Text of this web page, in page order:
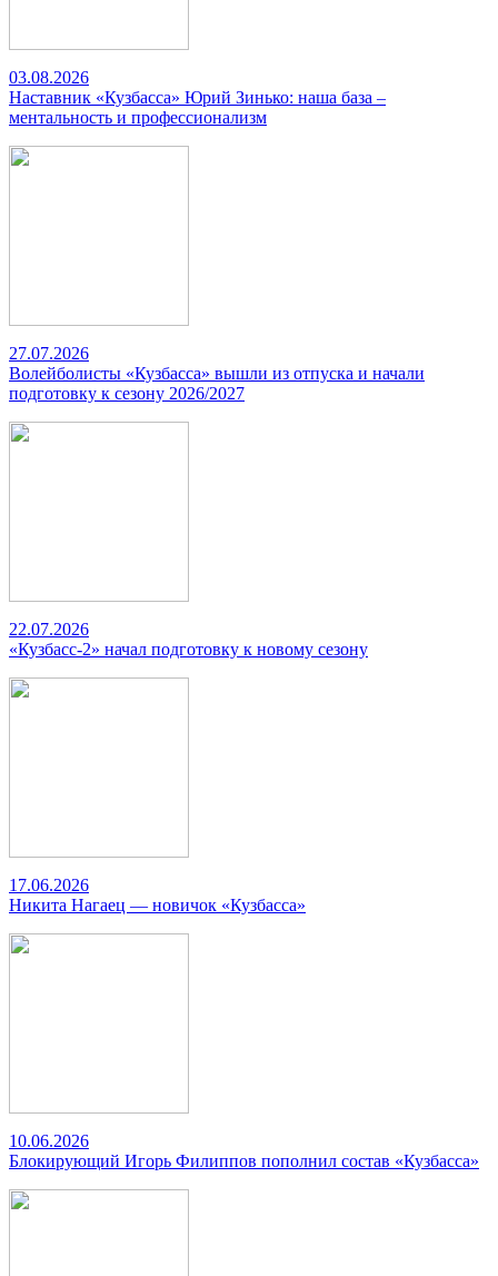
03.08.2026
Наставник «Кузбасса» Юрий Зинько: наша база –
ментальность и профессионализм
27.07.2026
Волейболисты «Кузбасса» вышли из отпуска и начали
подготовку к сезону 2026/2027
22.07.2026
«Кузбасс-2» начал подготовку к новому сезону
17.06.2026
Никита Нагаец — новичок «Кузбасса»
10.06.2026
Блокирующий Игорь Филиппов пополнил состав «Кузбасса»